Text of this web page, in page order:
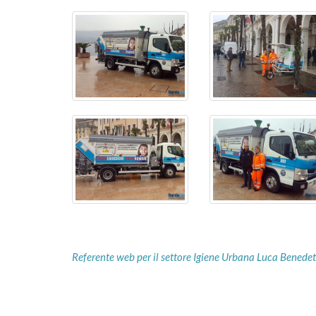
Referente web per il settore Igiene Urbana Luca